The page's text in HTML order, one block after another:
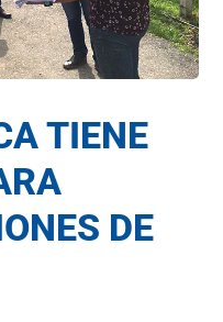
TIENE
DE